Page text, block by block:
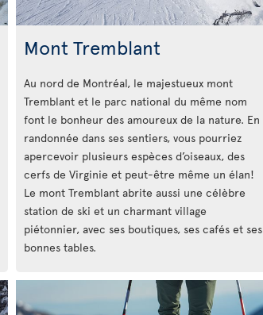
Mont Tremblant
Au nord de Montréal, le majestueux mont
Tremblant et le parc national du même nom
font le bonheur des amoureux de la nature. En
randonnée dans ses sentiers, vous pourriez
apercevoir plusieurs espèces d’oiseaux, des
cerfs de Virginie et peut-être même un élan!
Le mont Tremblant abrite aussi une célèbre
station de ski et un charmant village
piétonnier, avec ses boutiques, ses cafés et ses
bonnes tables.